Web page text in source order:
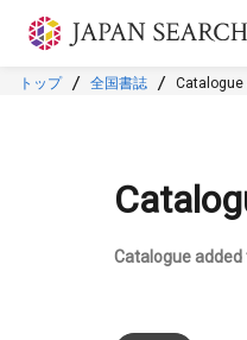
本文に飛ぶ
トップ 全国書誌 Catalogue
Catalogue added